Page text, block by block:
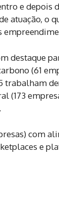
e depois
atuação, o
destaque
(61
trabalham
(173
com
e